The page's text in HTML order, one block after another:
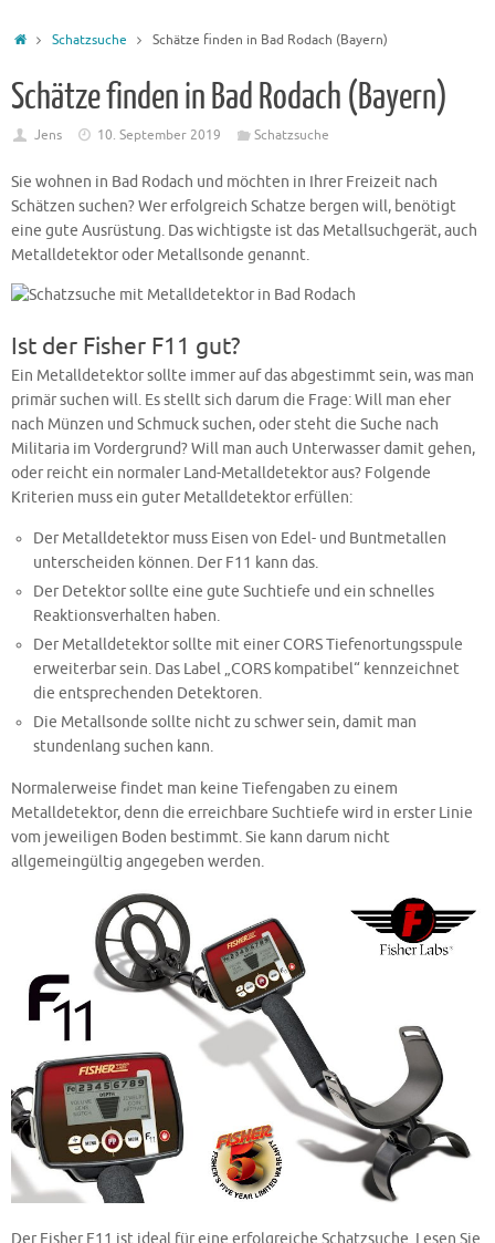
Schatzsuche Schätze finden in Bad Rodach (Bayern)
Schätze finden in Bad Rodach (Bayern)
Jens 10. September 2019 Schatzsuche
Sie wohnen in Bad Rodach und möchten in Ihrer Freizeit nach
Schätzen suchen? Wer erfolgreich Schatze bergen will, benötigt
eine gute Ausrüstung. Das wichtigste ist das Metallsuchgerät, auch
Metalldetektor oder Metallsonde genannt.
Ist der Fisher F11 gut?
Ein Metalldetektor sollte immer auf das abgestimmt sein, was man
primär suchen will. Es stellt sich darum die Frage: Will man eher
nach Münzen und Schmuck suchen, oder steht die Suche nach
Militaria im Vordergrund? Will man auch Unterwasser damit gehen,
oder reicht ein normaler Land-Metalldetektor aus? Folgende
Kriterien muss ein guter Metalldetektor erfüllen:
Der Metalldetektor muss Eisen von Edel- und Buntmetallen
unterscheiden können. Der F11 kann das.
Der Detektor sollte eine gute Suchtiefe und ein schnelles
Reaktionsverhalten haben.
Der Metalldetektor sollte mit einer CORS Tiefenortungsspule
erweiterbar sein. Das Label „CORS kompatibel“ kennzeichnet
die entsprechenden Detektoren.
Die Metallsonde sollte nicht zu schwer sein, damit man
stundenlang suchen kann.
Normalerweise findet man keine Tiefengaben zu einem
Metalldetektor, denn die erreichbare Suchtiefe wird in erster Linie
vom jeweiligen Boden bestimmt. Sie kann darum nicht
allgemeingültig angegeben werden.
Der Fisher F11 ist ideal für eine erfolgreiche Schatzsuche. Lesen Sie